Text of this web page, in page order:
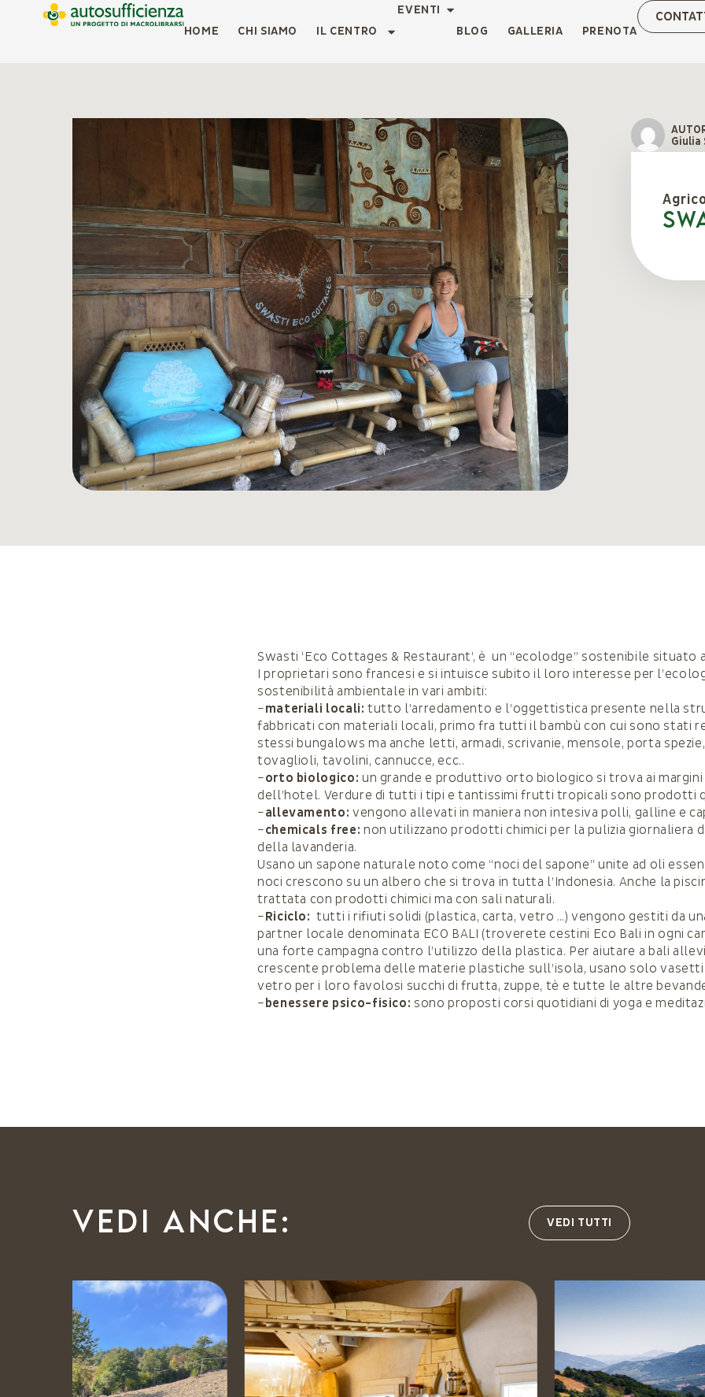
HOME CHI SIAMO IL CENTRO
EVENTI
BLOG
GALLERIA PRENOTA
Giulia
Swasti ‘Eco Cottages & Restaurant’, è un “ecolodge” sostenibile situato
I proprietari sono francesi e si intuisce subito il loro interesse per
sostenibilità ambientale in vari ambiti:
–materiali locali:tutto l’arredamento e l’oggettistica presente nella
fabbricati con materiali locali, primo fra tutti il bambù con cui sono stati
stessi bungalows ma anche letti, armadi, scrivanie, mensole, porta
tovaglioli, tavolini, cannucce, ecc..
–orto biologico: un grande e produttivo orto biologico si trova ai margini
dell’hotel. Verdure di tutti i tipi e tantissimi frutti tropicali sono prodotti
–allevamento: vengono allevati in maniera non intesiva polli, galline e
–chemicals free: non utilizzano prodotti chimici per la pulizia giornaliera
della lavanderia.
Usano un sapone naturale noto come “noci del sapone” unite ad oli
noci crescono su un albero che si trova in tutta l’Indonesia. Anche la
trattata con prodotti chimici ma con sali naturali.
–Riciclo: tutti i rifiuti solidi (plastica, carta, vetro …) vengono gestiti da
partner locale denominata ECO BALI (troverete cestini Eco Bali in ogni
una forte campagna contro l’utilizzo della plastica. Per aiutare a bali
crescente problema delle materie plastiche sull’isola, usano solo
vetro per i loro favolosi succhi di frutta, zuppe, tè e tutte le altre
–benessere psico-fisico: sono proposti corsi quotidiani di yoga e
Vedi anche: VEDI TUTTI